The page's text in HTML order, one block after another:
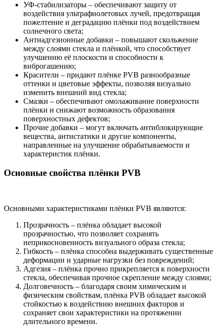
УФ-стабилизаторы – обеспечивают защиту от
воздействия ультрафиолетовых лучей, предотвращая
пожелтение и деградацию плёнки под воздействием
солнечного света;
Антиадгезионные добавки – повышают скольжение
между слоями стекла и плёнкой, что способствует
улучшению её плоскости и способности к
виброгашению;
Красители – придают плёнке PVB разнообразные
оттенки и цветовые эффекты, позволяя визуально
изменить внешний вид стекла;
Смазки – обеспечивают омолаживание поверхности
плёнки и снижают возможность образования
поверхностных дефектов;
Прочие добавки – могут включать антиблокирующие
вещества, антистатики и другие компоненты,
направленные на улучшение обрабатываемости и
характеристик плёнки.
Основные свойства плёнки PVB
Основными характеристиками плёнки PVB являются:
Прозрачность – плёнка обладает высокой
прозрачностью, что позволяет сохранять
неприкосновенность визуального образа стекла;
Гибкость – плёнка способна выдерживать существенные
деформации и ударные нагрузки без повреждений;
Адгезия – плёнка прочно прикрепляется к поверхности
стекла, обеспечивая прочное скрепление между слоями;
Долговечность – благодаря своим химическим и
физическим свойствам, плёнка PVB обладает высокой
стойкостью к воздействию внешних факторов и
сохраняет свои характеристики на протяжении
длительного времени.